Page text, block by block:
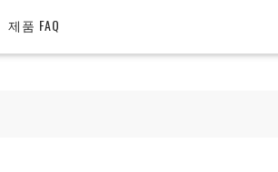
제품 FAQ